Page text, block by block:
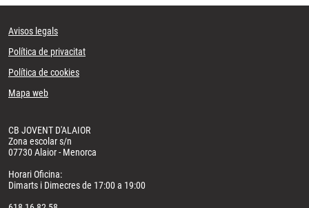
Avisos legals
Política de privacitat
Política de cookies
Mapa web
CB JOVENT D'ALAIOR
Zona escolar s/n
07730 Alaior - Menorca
Horari Oficina:
Dimarts i Dimecres de 17:00 a 19:00